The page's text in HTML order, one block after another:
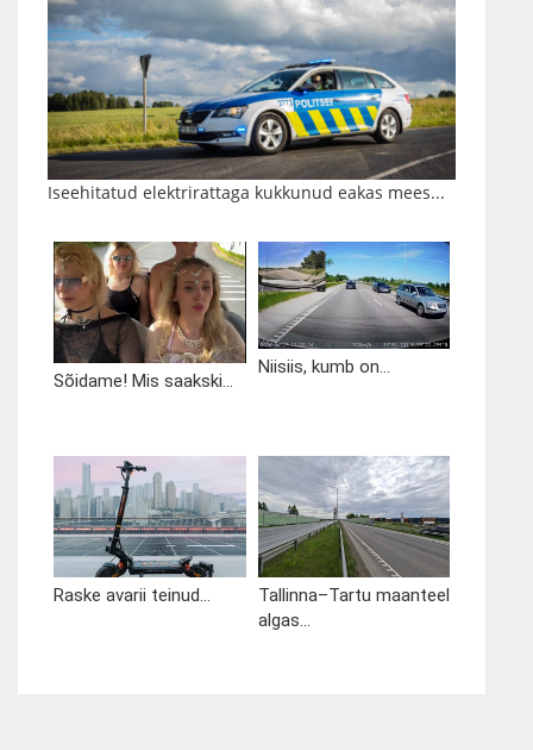
Iseehitatud elektrirattaga kukkunud eakas mees...
Sõidame! Mis saakski...
Niisiis, kumb on...
Raske avarii teinud...
Tallinna–Tartu maanteel
algas...